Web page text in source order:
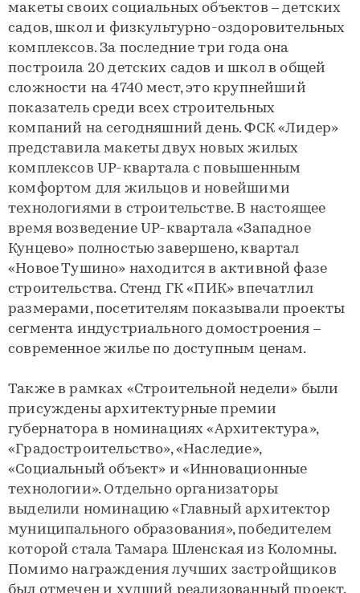
макеты своих социальных объектов – детских
садов, школ и физкультурно-оздоровительных
комплексов. За последние три года она
построила 20 детских садов и школ в общей
сложности на 4740 мест, это крупнейший
показатель среди всех строительных
компаний на сегодняшний день. ФСК «Лидер»
представила макеты двух новых жилых
комплексов UP-квартала с повышенным
комфортом для жильцов и новейшими
технологиями в строительстве. В настоящее
время возведение UP-квартала «Западное
Кунцево» полностью завершено, квартал
«Новое Тушино» находится в активной фазе
строительства. Стенд ГК «ПИК» впечатлил
размерами, посетителям показывали проекты
сегмента индустриального домостроения –
современное жилье по доступным ценам.
Также в рамках «Строительной недели» были
присуждены архитектурные премии
губернатора в номинациях «Архитектура»,
«Градостроительство», «Наследие»,
«Социальный объект» и «Инновационные
технологии». Отдельно организаторы
выделили номинацию «Главный архитектор
муниципального образования», победителем
которой стала Тамара Шленская из Коломны.
Помимо награждения лучших застройщиков